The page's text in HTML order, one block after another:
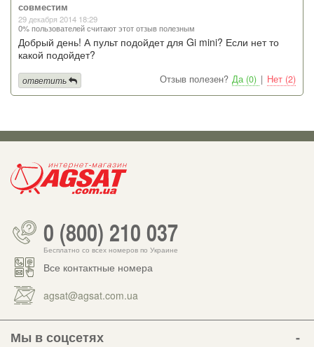
совместим
29 декабря 2014 18:29
0% пользователей считают этот отзыв полезным
Добрый день! А пульт подойдет для Gi mini? Если нет то
какой подойдет?
Отзыв полезен? Да (0) | Нет (2)
ответить
0 (800) 210 037
Бесплатно со всех номеров по Украине
Все контактные номера
agsat@agsat.com.ua
Мы в соцсетях